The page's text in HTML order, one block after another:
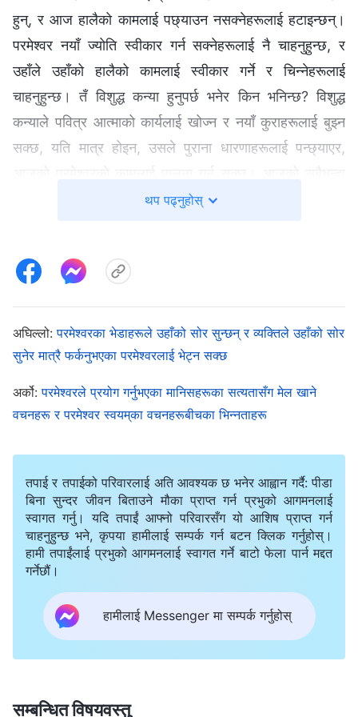
हुन्, र आज हालैको कामलाई पछ्याउन नसक्‍नेहरूलाई हटाइन्छन्।
परमेश्‍वर नयाँ ज्योति स्वीकार गर्न सक्‍नेहरूलाई नै चाहनुहुन्छ, र
उहाँले उहाँको हालैको कामलाई स्वीकार गर्ने र चिन्‍नेहरूलाई
चाहनुहुन्छ। तँ विशुद्ध कन्या हुनुपर्छ भनेर किन भनिन्छ? विशुद्ध
कन्याले पवित्र आत्‍माको कार्यलाई खोज्न र नयाँ कुराहरूलाई बुझ्‍न
सक्छ, यति मात्र होइन, उसले पुराना धारणाहरूलाई पन्छ्याएर,
नयाँ कार्यलाई स्वीकार गर्ने मानिसहरूको यो समूहलाई युगौं-युग पहिले
रूपमै सुन्छौ, र परमेश्‍वर देखा पर्ने घटनालाई देख्छौ, र त्यसकारण,
समूहभन्दा बढी कोही पनि आशिषित भएको छैन।
वचन, खण्ड १। परमेश्‍वरको देखापराइ र काम। परमेश्‍वरको सबैभन्दा नयाँ
सबै मानिसहरूले गुणगान गरेको त्यो महिमित पवित्र नाउँ फैलिन्छ।
अहा, सर्वशक्तिमान् परमेश्‍वर! ब्रह्माण्डका शिर, आखिरी दिनहरूका
ख्रीष्ट—उहाँ सियोन पर्वतमा उदाउनुभएको चम्किलो सूर्य हुनुहुन्छ,
जुन सारा ब्रह्माण्डमा प्रताप र भव्यतामा अल्गिएको छ …
हे सर्वशक्तिमान् परमेश्‍वर! हामी आनन्दसाथ तपाईंलाई पुकार्छौं; हामी
नाच्छौं र गाउँछौं। तपाईं साँच्चै हाम्रा उद्धारक हुनुहुन्छ, ब्रह्माण्डका
महान् राजा! तपाईंले विजेताहरूको समूह बनाउनुभएको छ र
परमेश्‍वरको व्यवस्थापनको योजना पूरा गर्नुभएको छ। सबै मानिसहरू
सामु घुँडा टेक्नेछन्! तपाईं एकमात्र सत्य परमेश्‍वर हुनुहुन्छ, र तपाईं
थप पढ्नुहोस्
अघिल्लो:परमेश्‍वरका भेडाहरूले उहाँको सोर सुन्छन् र व्यक्तिले उहाँको सोर
सुनेर मात्रै फर्कनुभएका परमेश्‍वरलाई भेट्न सक्छ
अर्को:परमेश्‍वरले प्रयोग गर्नुभएका मानिसहरूका सत्यतासँग मेल खाने
वचनहरू र परमेश्‍वर स्‍वयम्‌का वचनहरूबीचका भिन्नताहरू
तपाई र तपाईको परिवारलाई अति आवश्यक छ भनेर आह्वान गर्दै: पीडा
बिना सुन्दर जीवन बिताउने मौका प्राप्त गर्न प्रभुको आगमनलाई
स्वागत गर्नु। यदि तपाईं आफ्नो परिवारसँग यो आशिष प्राप्त गर्न
चाहनुहुन्छ भने, कृपया हामीलाई सम्पर्क गर्न बटन क्लिक गर्नुहोस्।
हामी तपाईंलाई प्रभुको आगमनलाई स्वागत गर्ने बाटो फेला पार्न मद्दत
गर्नेछौं।
हामीलाई Messenger मा सम्पर्क गर्नुहोस्
सम्बन्धित विषयवस्तु